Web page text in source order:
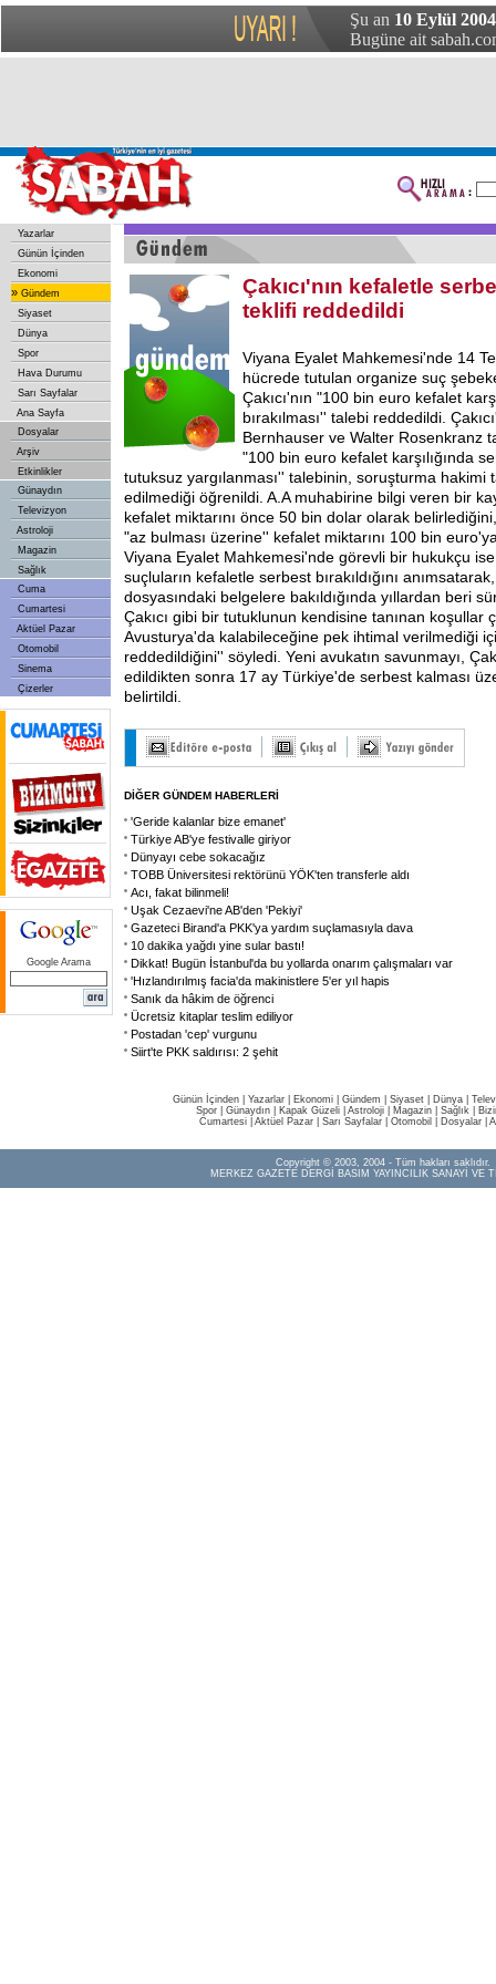
Şu an 10 Eylül
Bugüne ait
Yazarlar
Günün İçinden
Ekonomi
» Gündem
Siyaset
Dünya
Spor
Hava Durumu
Sarı Sayfalar
Ana Sayfa
Dosyalar
Arşiv
Etkinlikler
Günaydın
Televizyon
Astroloji
Magazin
Sağlık
Cuma
Cumartesi
Aktüel Pazar
Otomobil
Sinema
Çizerler
Google Arama
Çakıcı'nın kefaletle
teklifi reddedildi
Viyana Eyalet Mahkemesi'nde 14
hücrede tutulan organize suç
Çakıcı'nın "100 bin euro kefalet
bırakılması'' talebi reddedildi.
Bernhauser ve Walter Rosenkranz
"100 bin euro kefalet karşılığında
tutuksuz yargılanması'' talebinin, soruşturma hakimi
edilmediği öğrenildi. A.A muhabirine bilgi veren bir
kefalet miktarını önce 50 bin dolar olarak
"az bulması üzerine'' kefalet miktarını 100 bin euro'ya
Viyana Eyalet Mahkemesi'nde görevli bir hukukçu
suçluların kefaletle serbest bırakıldığını
dosyasındaki belgelere bakıldığında yıllardan beri
Çakıcı gibi bir tutuklunun kendisine tanınan koşullar
Avusturya'da kalabileceğine pek ihtimal verilmediği
reddedildiğini'' söyledi. Yeni avukatın savunmayı,
edildikten sonra 17 ay Türkiye'de serbest kalması
belirtildi.
DİĞER GÜNDEM HABERLERİ
'Geride kalanlar bize emanet'
Türkiye AB'ye festivalle giriyor
Dünyayı cebe sokacağız
TOBB Üniversitesi rektörünü YÖK'ten transferle aldı
Acı, fakat bilinmeli!
Uşak Cezaevi'ne AB'den 'Pekiyi'
Gazeteci Birand'a PKK'ya yardım suçlamasıyla dava
10 dakika yağdı yine sular bastı!
Dikkat! Bugün İstanbul'da bu yollarda onarım çalışmaları var
'Hızlandırılmış facia'da makinistlere 5'er yıl hapis
Sanık da hâkim de öğrenci
Ücretsiz kitaplar teslim ediliyor
Postadan 'cep' vurgunu
Siirt'te PKK saldırısı: 2 şehit
Günün İçinden Yazarlar Ekonomi Gündem Siyaset Dünya |
Spor
Günaydın Kapak Güzeli Astroloji Magazin Sağlık
Cumartesi| Aktüel Pazar| Sarı Sayfalar| Otomobil Dosyalar|
Copyright © 2003, 2004 - Tüm hakları saklıdır.
MERKEZ GAZETE DERGİ BASIM YAYINCILIK SANAYİ VE